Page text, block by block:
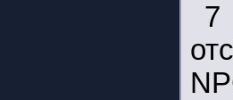
7